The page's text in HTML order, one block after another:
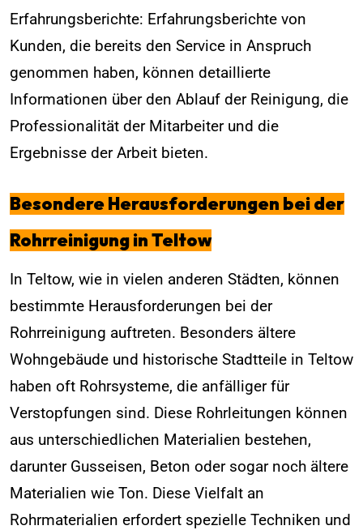
Erfahrungsberichte: Erfahrungsberichte von
Kunden, die bereits den Service in Anspruch
genommen haben, können detaillierte
Informationen über den Ablauf der Reinigung, die
Professionalität der Mitarbeiter und die
Ergebnisse der Arbeit bieten.
Besondere Herausforderungen bei der
Rohrreinigung in Teltow
In Teltow, wie in vielen anderen Städten, können
bestimmte Herausforderungen bei der
Rohrreinigung auftreten. Besonders ältere
Wohngebäude und historische Stadtteile in Teltow
haben oft Rohrsysteme, die anfälliger für
Verstopfungen sind. Diese Rohrleitungen können
aus unterschiedlichen Materialien bestehen,
darunter Gusseisen, Beton oder sogar noch ältere
Materialien wie Ton. Diese Vielfalt an
Rohrmaterialien erfordert spezielle Techniken und